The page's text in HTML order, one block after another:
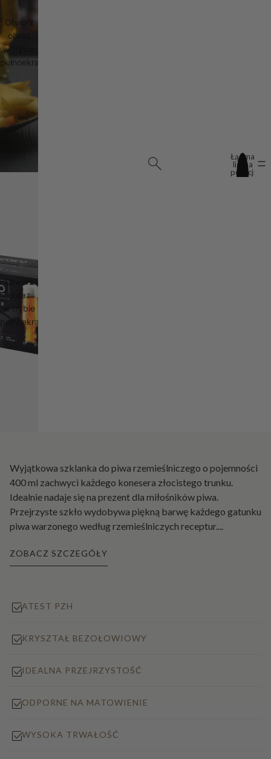
Łączna
liczba
pozycji
w
Otwórz
obraz
w trybie
pełnoekranowym
Otwórz
obraz
w trybie
pełnoekranowym
Wyjątkowa szklanka do piwa rzemieślniczego o pojemności
400 ml zachwyci każdego konesera złocistego trunku.
Idealnie nadaje się na prezent dla miłośników piwa.
Przejrzyste szkło wydobywa piękną barwę każdego gatunku
piwa warzonego według rzemieślniczych receptur....
ZOBACZ SZCZEGÓŁY
ATEST PZH
KRYSZTAŁ BEZOŁOWIOWY
IDEALNA PRZEJRZYSTOŚĆ
ODPORNE NA MATOWIENIE
WYSOKA TRWAŁOŚĆ